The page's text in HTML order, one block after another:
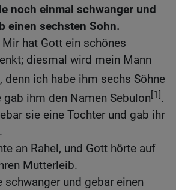
noch einmal schwanger und
einen sechsten Sohn.
Mir hat Gott ein schönes
diesmal wird mein Mann
, denn ich habe ihm sechs Söhne
gab ihm den Namen Sebulon[1].
sie eine Tochter und gab ihr
an Rahel, und Gott hörte auf
Mutterleib.
schwanger und gebar einen